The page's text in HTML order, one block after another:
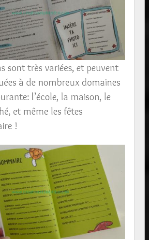
sont très variées, et peuvent
à de nombreux domaines
l’école, la maison, le
et même les fêtes
!